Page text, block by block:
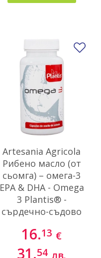
в любими
Artesania Agricola
Рибено масло (от
сьомга) – омега-3
EPA & DHA - Omega
3 Plantis® -
сърдечно-съдово
здраве, 220
капсули
16.13 €
31.54